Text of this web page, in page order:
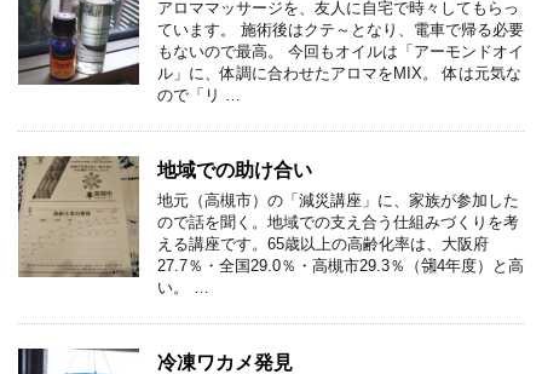
アロママッサージを、友人に自宅で時々してもらっ
ています。 施術後はクテ～となり、電車で帰る必要
もないので最高。 今回もオイルは「アーモンドオイ
ル」に、体調に合わせたアロマをMIX。 体は元気な
ので「リ …
地域での助け合い
地元（高槻市）の「減災講座」に、家族が参加した
ので話を聞く。地域での支え合う仕組みづくりを考
える講座です。65歳以上の高齢化率は、大阪府
27.7％・全国29.0％・高槻市29.3％（㋿4年度）と高
い。 …
冷凍ワカメ発見